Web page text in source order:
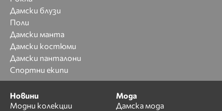
Дамски блузи
Поли
Дамски манта
Дамски костюми
Дамски панталони
Спортни екипи
Новини
Модни колекции
Мода
Дамска мода